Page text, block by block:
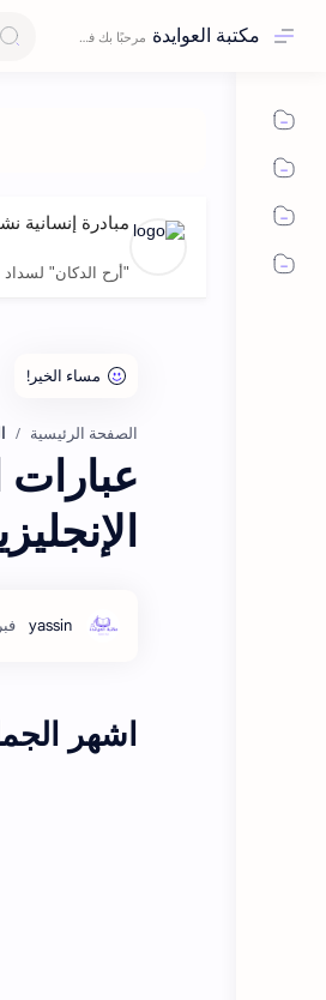
مكتبة العوايدة
مبادرة إنسانية
"أرح الدكان"
الصفحة الرئيسية
اشهر